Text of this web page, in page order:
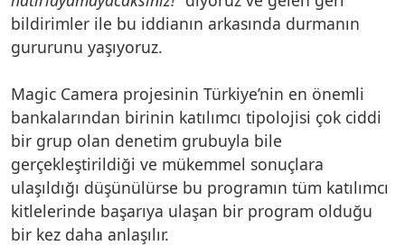
bildirimler ile bu iddianın arkasında durmanın
gururunu yaşıyoruz.
Magic Camera projesinin Türkiye’nin en önemli
bankalarından birinin katılımcı tipolojisi çok ciddi
bir grup olan denetim grubuyla bile
gerçekleştirildiği ve mükemmel sonuçlara
ulaşıldığı düşünülürse bu programın tüm katılımcı
kitlelerinde başarıya ulaşan bir program olduğu
bir kez daha anlaşılır.